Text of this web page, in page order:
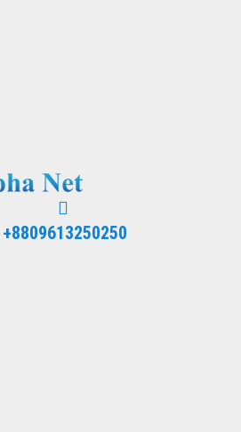
+8809613250250